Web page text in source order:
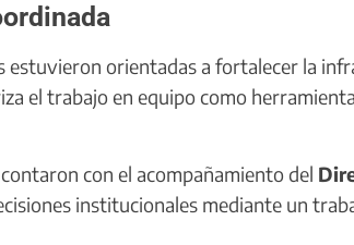
estuvieron orientadas a fortalecer la
el trabajo en equipo como
con el acompañamiento del
institucionales mediante un